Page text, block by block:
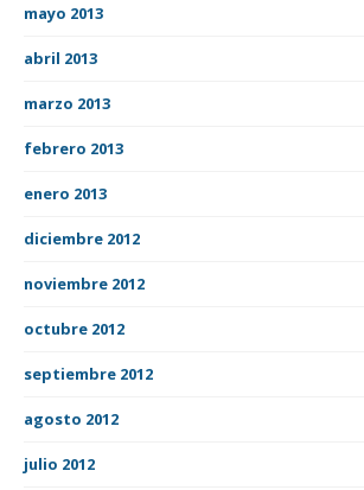
mayo 2013
abril 2013
marzo 2013
febrero 2013
enero 2013
diciembre 2012
noviembre 2012
octubre 2012
septiembre 2012
agosto 2012
julio 2012